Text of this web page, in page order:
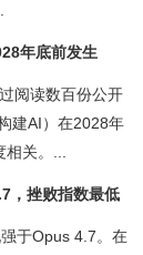
年底前发生
阅读数百份公开
建AI）在2028年
关。...
，挫败指数最低
于Opus 4.7。在